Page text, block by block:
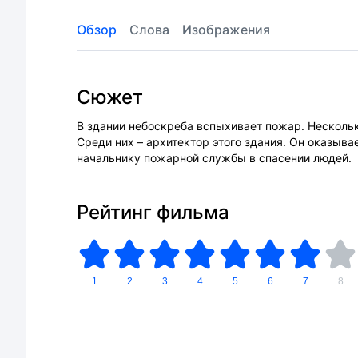
Обзор Слова Изображения
Сюжет
В здании небоскреба вспыхивает пожар.
Среди них – архитектор этого здания. Он
начальнику пожарной службы в спасении людей.
Рейтинг фильма
1 2 3 4 5 6 7 8